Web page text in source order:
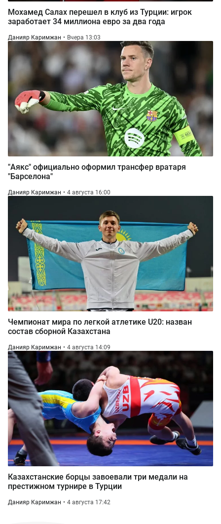
Мохамед Салах перешел в клуб из Турции: игрок
заработает 34 миллиона евро за два года
Данияр Каримжан Вчера 13:03
"Аякс" официально оформил трансфер вратаря
"Барселона"
Данияр Каримжан 4 августа 16:00
Чемпионат мира по легкой атлетике U20: назван
состав сборной Казахстана
Данияр Каримжан 4 августа 14:09
Казахстанские борцы завоевали три медали на
престижном турнире в Турции
Данияр Каримжан 4 августа 17:42